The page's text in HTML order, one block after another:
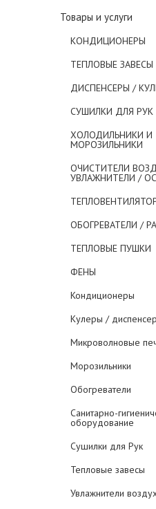
Товары и услуги
КОНДИЦИОНЕРЫ
ТЕПЛОВЫЕ ЗАВЕСЫ
ДИСПЕНСЕРЫ /
СУШИЛКИ ДЛЯ РУК
ХОЛОДИЛЬНИКИ И
МОРОЗИЛЬНИКИ
ОЧИСТИТЕЛИ
УВЛАЖНИТЕЛИ /
ОБОГРЕВАТЕЛИ /
ТЕПЛОВЫЕ ПУШКИ
ФЕНЫ
Кондиционеры
Кулеры /
Микроволновые
Морозильники
Обогреватели
Санитарно-
оборудование
Сушилки для Рук
Тепловые завесы
Увлажнители